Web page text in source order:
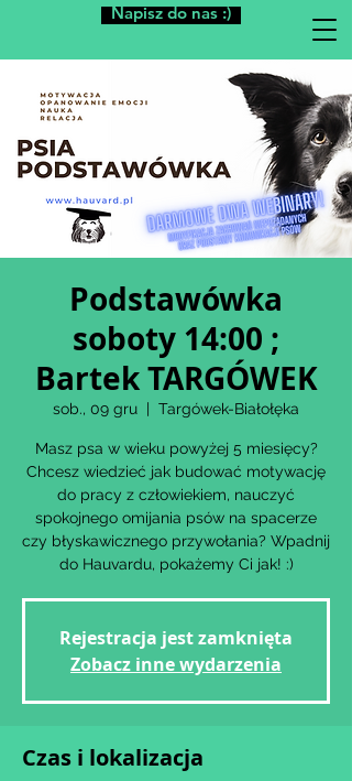
Napisz do nas :)
Podstawówka
soboty 14:00 ;
Bartek TARGÓWEK
sob., 09 gru
  |
Targówek-Białołęka
Masz psa w wieku powyżej 5 miesięcy?
Chcesz wiedzieć jak budować motywację
do pracy z człowiekiem, nauczyć
spokojnego omijania psów na spacerze
czy błyskawicznego przywołania? Wpadnij
Rejestracja jest zamknięta
Zobacz inne wydarzenia
Czas i lokalizacja